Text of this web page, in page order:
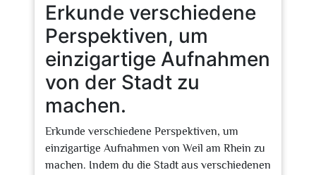
Erkunde verschiedene
Perspektiven, um
einzigartige Aufnahmen
von der Stadt zu
machen.
Erkunde verschiedene Perspektiven, um
einzigartige Aufnahmen von Weil am Rhein zu
machen. Indem du die Stadt aus verschiedenen